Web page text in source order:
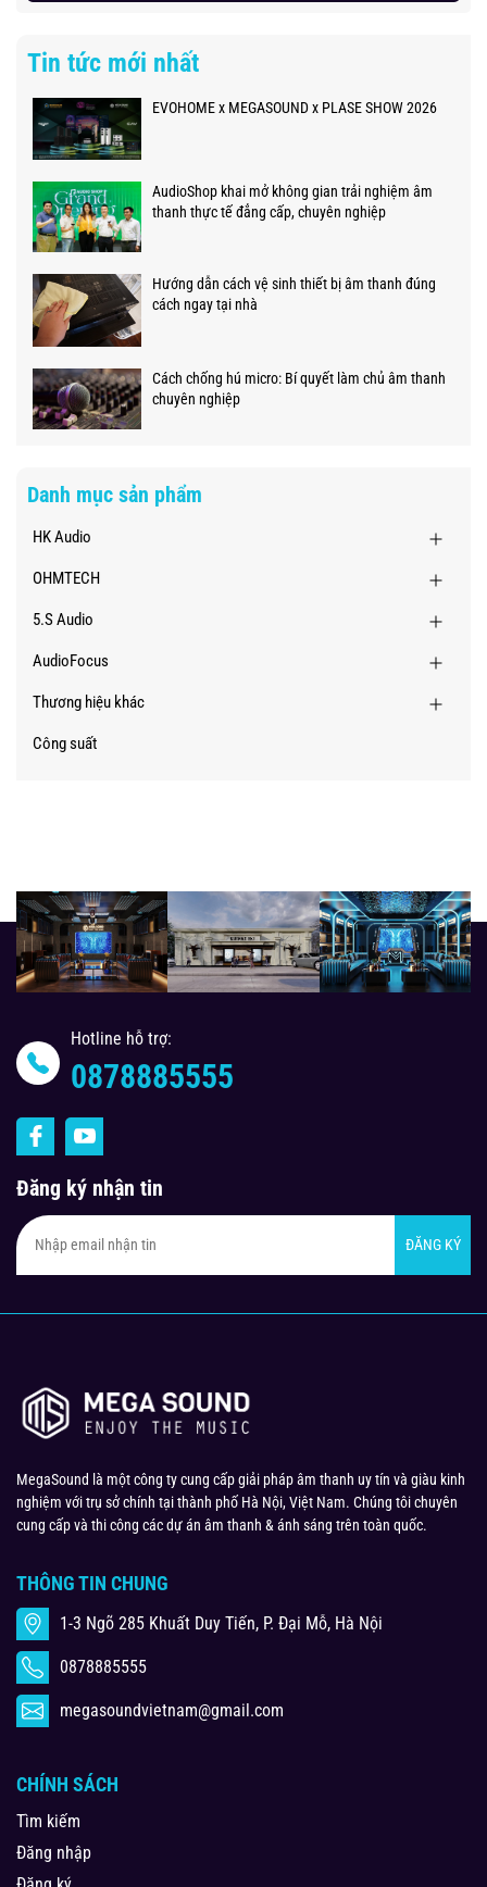
Tin tức mới nhất
EVOHOME x MEGASOUND x PLASE SHOW 2026
AudioShop khai mở không gian trải nghiệm âm
thanh thực tế đẳng cấp, chuyên nghiệp
Hướng dẫn cách vệ sinh thiết bị âm thanh đúng
cách ngay tại nhà
Cách chống hú micro: Bí quyết làm chủ âm thanh
chuyên nghiệp
Danh mục sản phẩm
HK Audio
OHMTECH
5.S Audio
AudioFocus
Thương hiệu khác
Công suất
Hotline hỗ trợ:
0878885555
Đăng ký nhận tin
ĐĂNG KÝ
MegaSound là một công ty cung cấp giải pháp âm thanh uy tín và giàu kinh
nghiệm với trụ sở chính tại thành phố Hà Nội, Việt Nam. Chúng tôi chuyên
cung cấp và thi công các dự án âm thanh & ánh sáng trên toàn quốc.
THÔNG TIN CHUNG
1-3 Ngõ 285 Khuất Duy Tiến, P. Đại Mỗ, Hà Nội
0878885555
megasoundvietnam@gmail.com
CHÍNH SÁCH
Tìm kiếm
Đăng nhập